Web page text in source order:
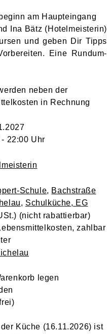
am Haupteingang
Ina Bätz (Hotelmeisterin)
und geben Dir Tipps
Eine Rundum-
neben der
in Rechnung
22:00 Uhr
Schule, Bachstraße
, Schulküche, EG
(nicht rabattierbar)
zahlbar
legen
Küche (16.11.2026) ist